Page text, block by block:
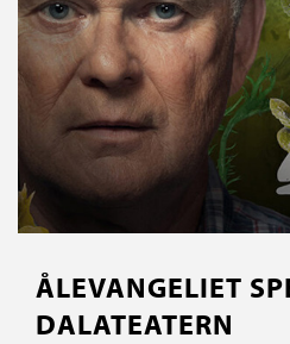
ÅLEVANGELIET
DALATEATERN